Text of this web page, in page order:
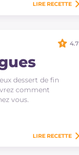
LIRE RECETTE
dessert de fin
comment
vous.
4.7
LIRE RECETTE